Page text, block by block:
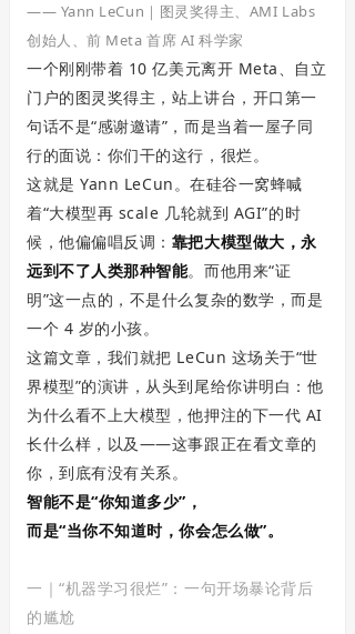
—— Yann LeCun｜图灵奖得主、AMI Labs
创始人、前 Meta 首席 AI 科学家
一个刚刚带着 10 亿美元离开 Meta、自立
门户的图灵奖得主，站上讲台，开口第一
句话不是“感谢邀请”，而是当着一屋子同
行的面说：你们干的这行，很烂。
这就是 Yann LeCun。在硅谷一窝蜂喊
着“大模型再 scale 几轮就到 AGI”的时
候，他偏偏唱反调： 靠把大模型做大，永
远到不了人类那种智能。而他用来“证
明”这一点的，不是什么复杂的数学，而是
一个 4 岁的小孩。
这篇文章，我们就把 LeCun 这场关于“世
界模型”的演讲，从头到尾给你讲明白：他
为什么看不上大模型，他押注的下一代 AI
长什么样，以及——这事跟正在看文章的
你，到底有没有关系。
智能不是“你知道多少”，
而是“当你不知道时，你会怎么做”。
一｜“机器学习很烂”：一句开场暴论背后
的尴尬